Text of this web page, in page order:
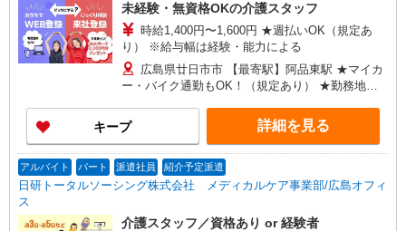
未経験・無資格OKの介護スタッフ
時給1,400円〜1,600円 ★週払いOK（規定あ
り） ※給与幅は経験・能力による
広島県廿日市市 【最寄駅】阿品東駅 ★マイカ
ー・バイク通勤もOK！（規定あり） ★勤務地は
お好きな勤務地をお選び下さい！！
キープ 詳細を見る
アルバイト パート 派遣社員 紹介予定派遣
日研トータルソーシング株式会社 メディカルケア事業部/広島オフィ
ス
介護スタッフ／資格あり or 経験者